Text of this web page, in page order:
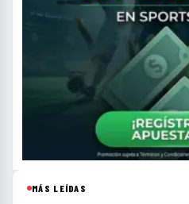
MÁS LEÍDAS